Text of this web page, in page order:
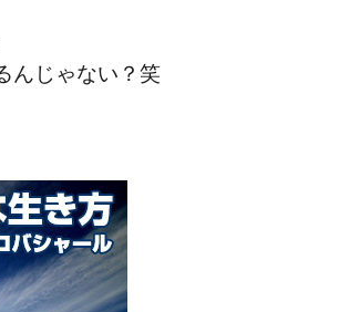
んじゃない？笑